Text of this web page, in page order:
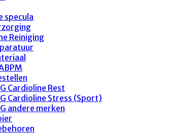
specula
Reiniging
Cardioline Rest
Cardioline Stress (Sport)
andere merken